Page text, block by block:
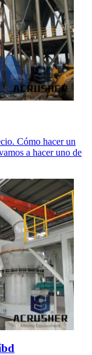
Cómo hacer un
a hacer uno de